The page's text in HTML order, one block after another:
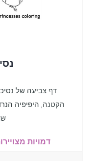
דף צביעה של
הקטנה, היפיפיה
דמויות